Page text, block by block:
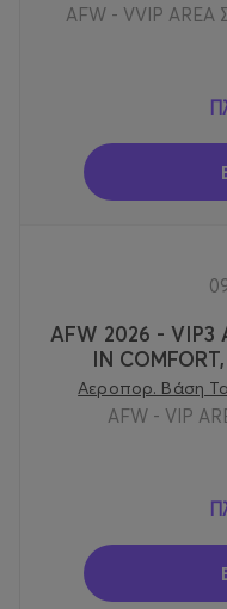
AFW - VVIP AREA
AFW 2026 - VIP3
IN
Αεροπορ. Βάση
AFW - VIP